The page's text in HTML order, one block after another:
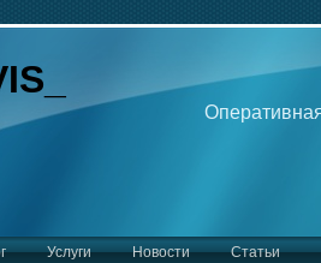
Услуги Новости Статьи